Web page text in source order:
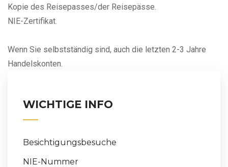
Kopie des Reisepasses/der Reisepässe.
NIE-Zertifikat.
Wenn Sie selbstständig sind, auch die letzten 2-3 Jahre
Handelskonten.
WICHTIGE INFO
Besichtigungsbesuche
NIE-Nummer